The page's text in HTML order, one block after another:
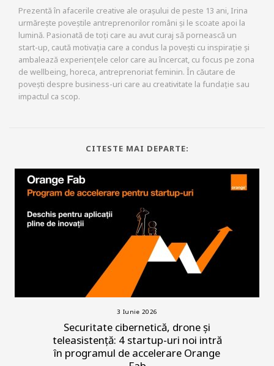
Prezentă în afacerile creative ale orașului de peste 13 ani, Irina
urmărește poveștile antreprenorilor români și le scoate apoi la
lumină. Pasionată de toți care au avut curaj să pornească un
start-up, caută motivația care a condus la povești cu inspirație și
ambalează experiențele celor care au încercat, cu focus pe zona
de wellbeing, horeca, antreprenoriat feminin. În căutare de
povești despre business-uri care au creativitate la fundație sau
impactul ca scop.
CITESTE MAI DEPARTE:
3 Iunie 2026
Securitate cibernetică, drone și
teleasistență: 4 startup-uri noi intră
în programul de accelerare Orange